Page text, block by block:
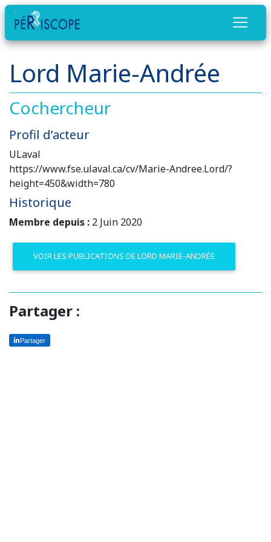
Lord Marie-Andrée
Cochercheur
Profil d’acteur
ULaval
https://www.fse.ulaval.ca/cv/Marie-Andree.Lord/?
height=450&width=780
Historique
Membre depuis : 2 Juin 2020
VOIR LES PUBLICATIONS DE LORD MARIE-ANDRÉE
Partager :
Partager